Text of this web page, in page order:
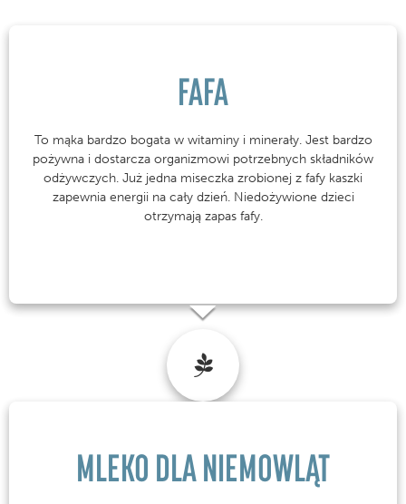
FAFA
To mąka bardzo bogata w witaminy i minerały. Jest bardzo
pożywna i dostarcza organizmowi potrzebnych składników
odżywczych. Już jedna miseczka zrobionej z fafy kaszki
zapewnia energii na cały dzień. Niedożywione dzieci
otrzymają zapas fafy.
MLEKO DLA NIEMOWLĄT